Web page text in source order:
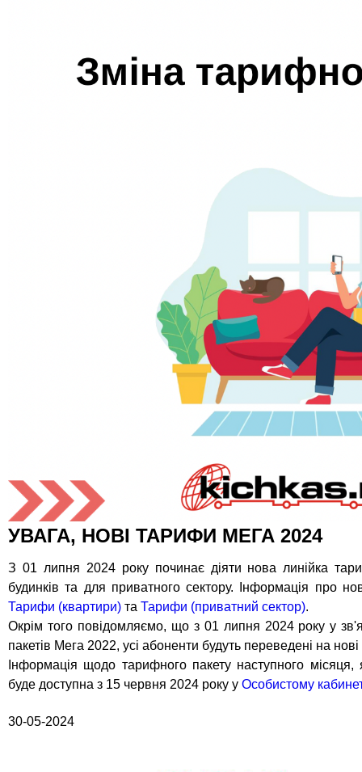
УВАГА, НОВІ ТАРИФИ МЕГА 2024
З 01 липня 2024 року починає діяти нова линійка
будинків та для приватного сектору. Інформація про
Тарифи (квартири) та Тарифи (приватний сектор).
Окрім того повідомляємо, що з 01 липня 2024 року у
пакетів Мега 2022, усі абоненти будуть переведені на
Інформація щодо тарифного пакету наступного
буде доступна з 15 червня 2024 року у Особистому
30-05-2024